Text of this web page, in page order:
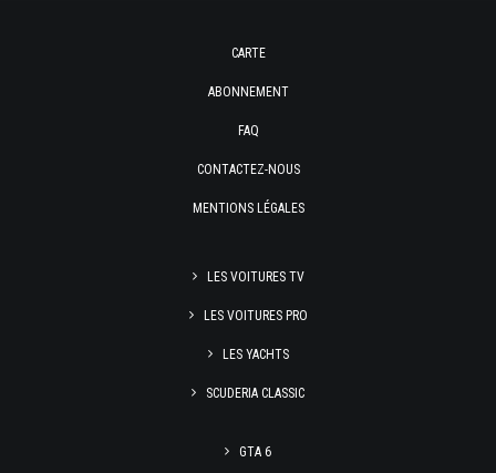
CARTE
ABONNEMENT
FAQ
CONTACTEZ-NOUS
MENTIONS LÉGALES
LES VOITURES TV
LES VOITURES PRO
LES YACHTS
SCUDERIA CLASSIC
GTA 6